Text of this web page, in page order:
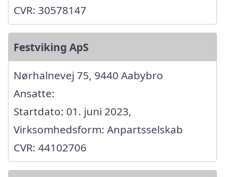
CVR: 30578147
Festviking ApS
Nørhalnevej 75, 9440 Aabybro
Ansatte:
Startdato: 01. juni 2023,
Virksomhedsform: Anpartsselskab
CVR: 44102706